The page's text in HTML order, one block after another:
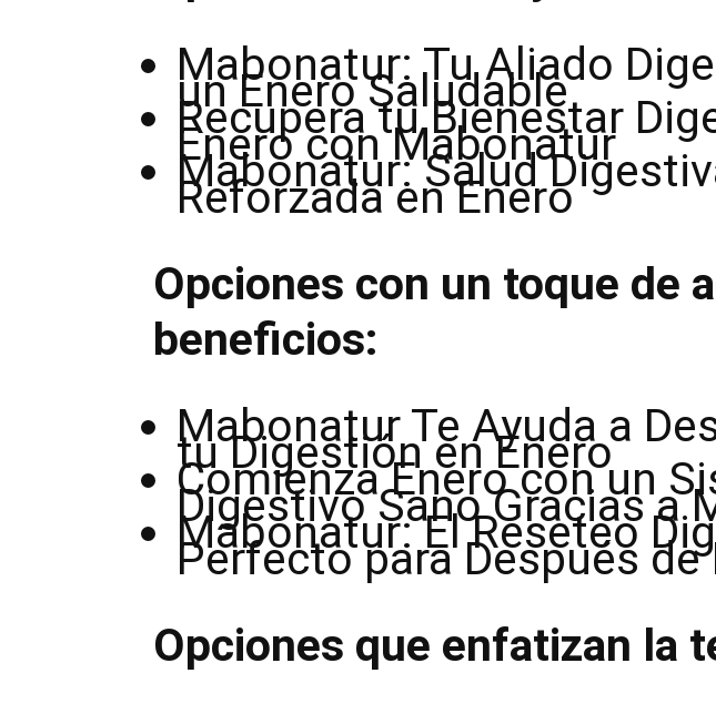
Mabonatur: Tu Aliado
un Enero Saludable
Recupera tu Bienestar
Enero con Mabonatur
Mabonatur: Salud
Reforzada en Enero
Opciones con un toque de
beneficios:
Mabonatur Te Ayuda a
tu Digestión en Enero
Comienza Enero con un
Digestivo Sano Gracias a
Mabonatur: El Reseteo
Perfecto para Después de
Opciones que enfatizan la